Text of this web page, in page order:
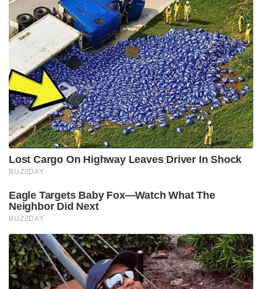
Lost Cargo On Highway Leaves Driver In Shock
BUZZDAY
Eagle Targets Baby Fox—Watch What The
Neighbor Did Next
BUZZDAY